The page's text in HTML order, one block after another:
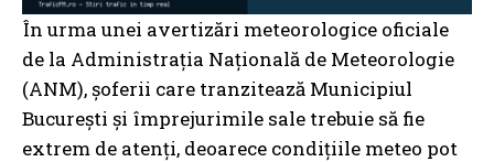
În urma unei avertizări meteorologice oficiale
de la Administrația Națională de Meteorologie
(ANM), șoferii care tranzitează Municipiul
București și împrejurimile sale trebuie să fie
extrem de atenți, deoarece condițiile meteo pot